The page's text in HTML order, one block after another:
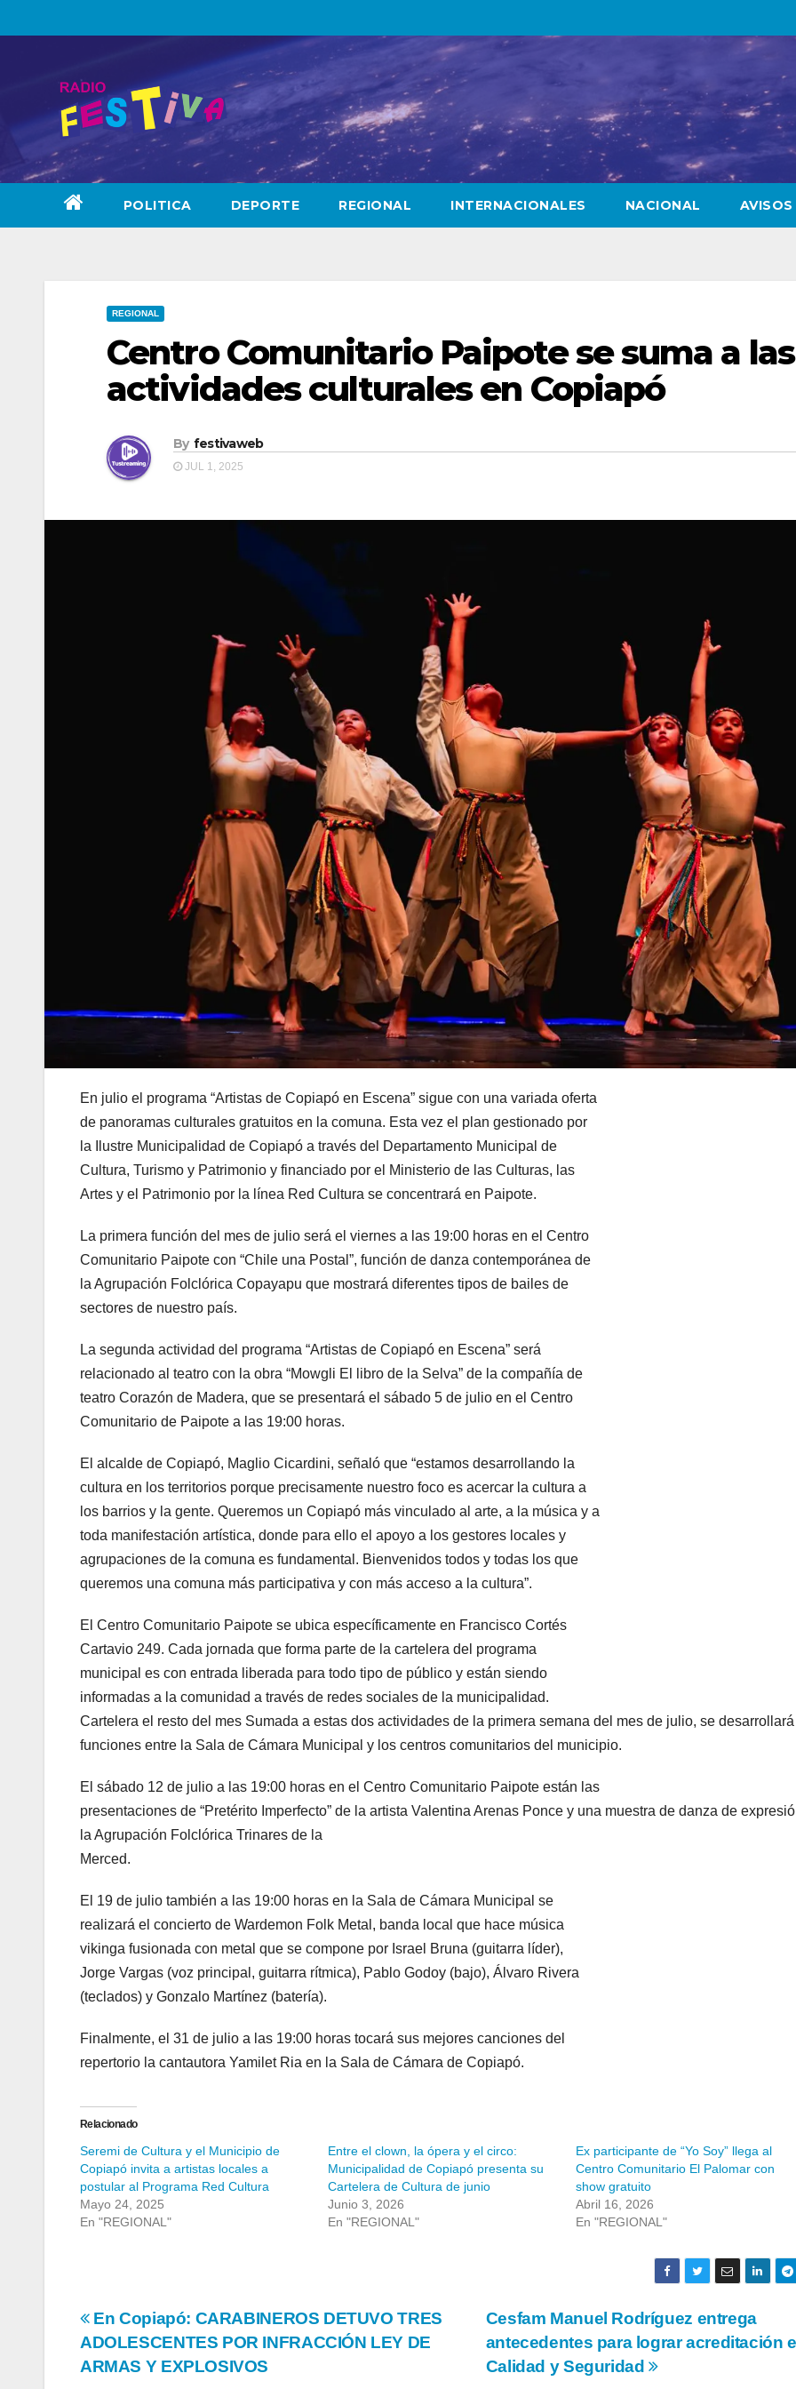
to
POLITICA DEPORTE REGIONAL INTERNACIONALES NACIONAL
REGIONAL
Centro Comunitario Paipote se suma a las
actividades culturales en Copiapó
By festivaweb
JUL 1, 2025
En julio el programa “Artistas de Copiapó en Escena” sigue con una variada oferta
de panoramas culturales gratuitos en la comuna. Esta vez el plan gestionado por
la Ilustre Municipalidad de Copiapó a través del Departamento Municipal de
Cultura, Turismo y Patrimonio y financiado por el Ministerio de las Culturas, las
Artes y el Patrimonio por la línea Red Cultura se concentrará en Paipote.
La primera función del mes de julio será el viernes a las 19:00 horas en el Centro
Comunitario Paipote con “Chile una Postal”, función de danza contemporánea de
la Agrupación Folclórica Copayapu que mostrará diferentes tipos de bailes de
sectores de nuestro país.
La segunda actividad del programa “Artistas de Copiapó en Escena” será
relacionado al teatro con la obra “Mowgli El libro de la Selva” de la compañía de
teatro Corazón de Madera, que se presentará el sábado 5 de julio en el Centro
Comunitario de Paipote a las 19:00 horas.
El alcalde de Copiapó, Maglio Cicardini, señaló que “estamos desarrollando la
cultura en los territorios porque precisamente nuestro foco es acercar la cultura a
los barrios y la gente. Queremos un Copiapó más vinculado al arte, a la música y a
toda manifestación artística, donde para ello el apoyo a los gestores locales y
agrupaciones de la comuna es fundamental. Bienvenidos todos y todas los que
queremos una comuna más participativa y con más acceso a la cultura”.
El Centro Comunitario Paipote se ubica específicamente en Francisco Cortés
Cartavio 249. Cada jornada que forma parte de la cartelera del programa
municipal es con entrada liberada para todo tipo de público y están siendo
informadas a la comunidad a través de redes sociales de la municipalidad.
Cartelera el resto del mes Sumada a estas dos actividades de la primera semana del mes de julio, se
funciones entre la Sala de Cámara Municipal y los centros comunitarios del municipio.
El sábado 12 de julio a las 19:00 horas en el Centro Comunitario Paipote están las
presentaciones de “Pretérito Imperfecto” de la artista Valentina Arenas Ponce y una muestra de danza de
la Agrupación Folclórica Trinares de la
Merced.
El 19 de julio también a las 19:00 horas en la Sala de Cámara Municipal se
realizará el concierto de Wardemon Folk Metal, banda local que hace música
vikinga fusionada con metal que se compone por Israel Bruna (guitarra líder),
Jorge Vargas (voz principal, guitarra rítmica), Pablo Godoy (bajo), Álvaro Rivera
(teclados) y Gonzalo Martínez (batería).
Finalmente, el 31 de julio a las 19:00 horas tocará sus mejores canciones del
repertorio la cantautora Yamilet Ria en la Sala de Cámara de Copiapó.
Relacionado
Seremi de Cultura y el Municipio de
Copiapó invita a artistas locales a
postular al Programa Red Cultura
Mayo 24, 2025
En "REGIONAL"
Entre el clown, la ópera y el circo:
Municipalidad de Copiapó presenta su
Cartelera de Cultura de junio
Junio 3, 2026
En "REGIONAL"
Ex participante de “Yo Soy” llega al
Centro Comunitario El Palomar con
show gratuito
Abril 16, 2026
En "REGIONAL"
Navegación
de
Cesfam Manuel Rodríguez entrega
antecedentes para lograr acreditación
Calidad y Seguridad
En Copiapó: CARABINEROS DETUVO TRES
ADOLESCENTES POR INFRACCIÓN LEY DE
ARMAS Y EXPLOSIVOS